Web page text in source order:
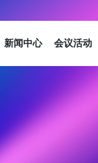
新闻中心 会议活动